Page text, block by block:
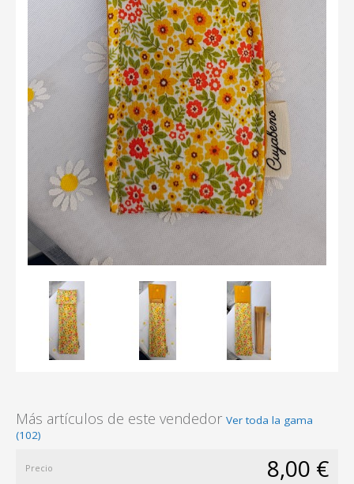
Más artículos de este vendedor Ver toda la gama
(102)
Precio 8,00 €